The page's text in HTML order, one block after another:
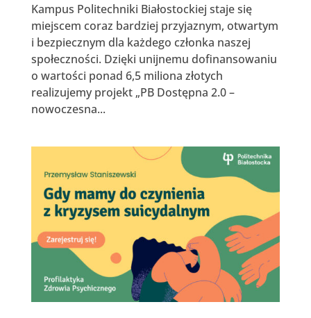
Kampus Politechniki Białostockiej staje się
miejscem coraz bardziej przyjaznym, otwartym
i bezpiecznym dla każdego członka naszej
społeczności. Dzięki unijnemu dofinansowaniu
o wartości ponad 6,5 miliona złotych
realizujemy projekt „PB Dostępna 2.0 –
nowoczesna...